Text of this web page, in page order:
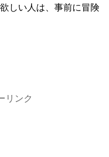
しい人は、事前に冒険
リンク